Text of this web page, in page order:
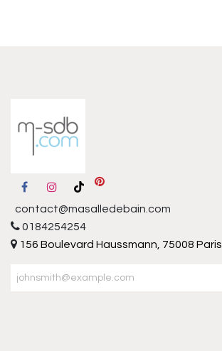
contact@masalledebain.com
0184254254
156 Boulevard Haussmann, 75008 Paris